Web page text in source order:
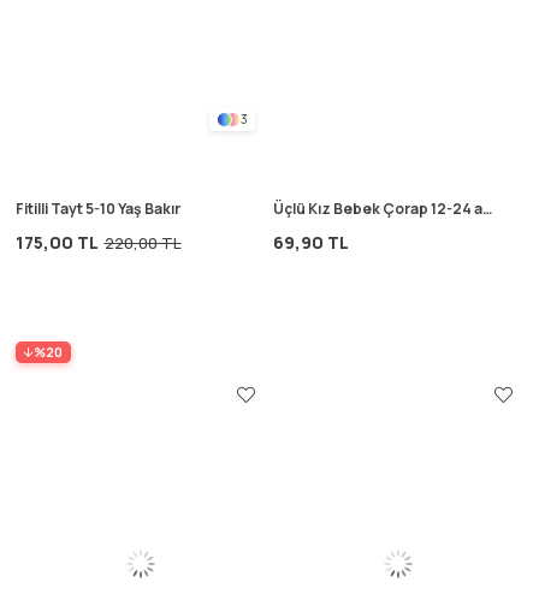
3
Fitilli Tayt 5-10 Yaş Bakır
175,00 TL 220,00 TL
%20
Üçlü Kız Bebek Çorap 12-24 ay
69,90 TL